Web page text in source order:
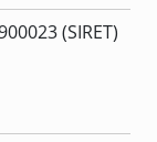
(SIRET)